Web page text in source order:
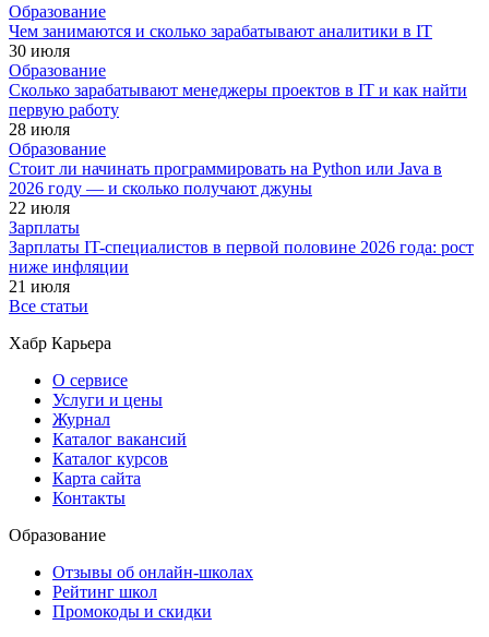
Образование
Чем занимаются и сколько зарабатывают аналитики в IT
30 июля
Образование
Сколько зарабатывают менеджеры проектов в IT и как найти
первую работу
28 июля
Образование
Стоит ли начинать программировать на Python или Java в
2026 году — и сколько получают джуны
22 июля
Зарплаты
Зарплаты IT-специалистов в первой половине 2026 года: рост
ниже инфляции
21 июля
Все статьи
Хабр Карьера
О сервисе
Услуги и цены
Журнал
Каталог вакансий
Каталог курсов
Карта сайта
Контакты
Образование
Отзывы об онлайн-школах
Рейтинг школ
Промокоды и скидки